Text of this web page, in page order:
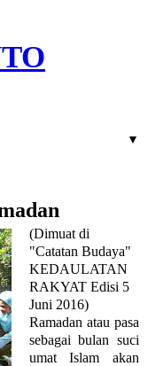
▼
(Dimuat di
"Catatan Budaya"
KEDAULATAN
RAKYAT Edisi 5
Juni 2016)
Ramadan atau pasa
sebagai bulan suci
umat Islam akan